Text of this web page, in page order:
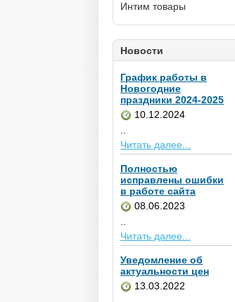
Интим товары
Новости
График работы в
Новогодние
праздники 2024-2025
10.12.2024
..
Читать далее...
Полностью
исправлены ошибки
в работе сайта
08.06.2023
..
Читать далее...
Уведомление об
актуальности цен
13.03.2022